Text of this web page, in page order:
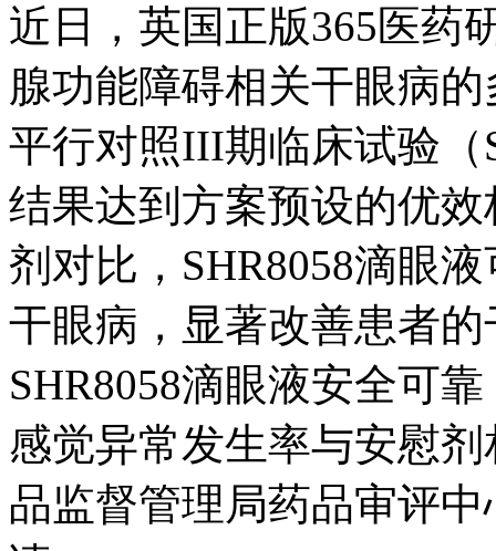
近日，英国正版365医药
腺功能障碍相关干眼病
平行对照III期临床试验（
结果达到方案预设的优
剂对比，SHR8058滴眼
干眼病，显著改善患者
SHR8058滴眼液安全可
感觉异常发生率与安慰
品监督管理局药品审评